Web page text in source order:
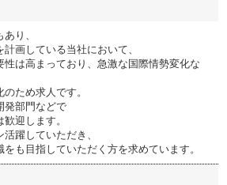
り、
画している当社において、
性は高まっており、急激な国際情勢変化な
ため求人です。
発部門などで
迎します。
躍していただき、
も目指していただく方を求めています。